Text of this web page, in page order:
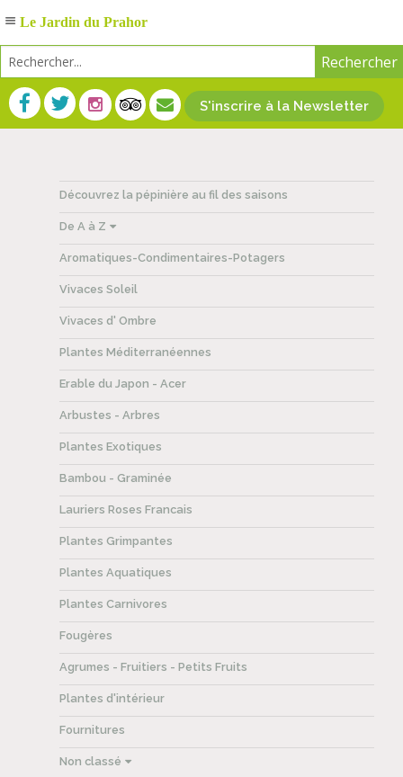
S'inscrire à la Newsletter
Découvrez la pépinière au fil des saisons
De A à Z
Aromatiques-Condimentaires-Potagers
Vivaces Soleil
Vivaces d' Ombre
Plantes Méditerranéennes
Erable du Japon - Acer
Arbustes - Arbres
Plantes Exotiques
Bambou - Graminée
Lauriers Roses Francais
Plantes Grimpantes
Plantes Aquatiques
Plantes Carnivores
Fougères
Agrumes - Fruitiers - Petits Fruits
Plantes d'intérieur
Fournitures
Non classé
Le Jardin du Prahor